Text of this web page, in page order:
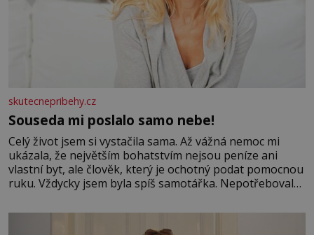
skutecnepribehy.cz
Souseda mi poslalo samo nebe!
Celý život jsem si vystačila sama. Až vážná nemoc mi
ukázala, že největším bohatstvím nejsou peníze ani
vlastní byt, ale člověk, který je ochotný podat pomocnou
ruku. Vždycky jsem byla spíš samotářka. Nepotřebovala
mi knihy, práce a hlavně klid. Hned po studiích jsem